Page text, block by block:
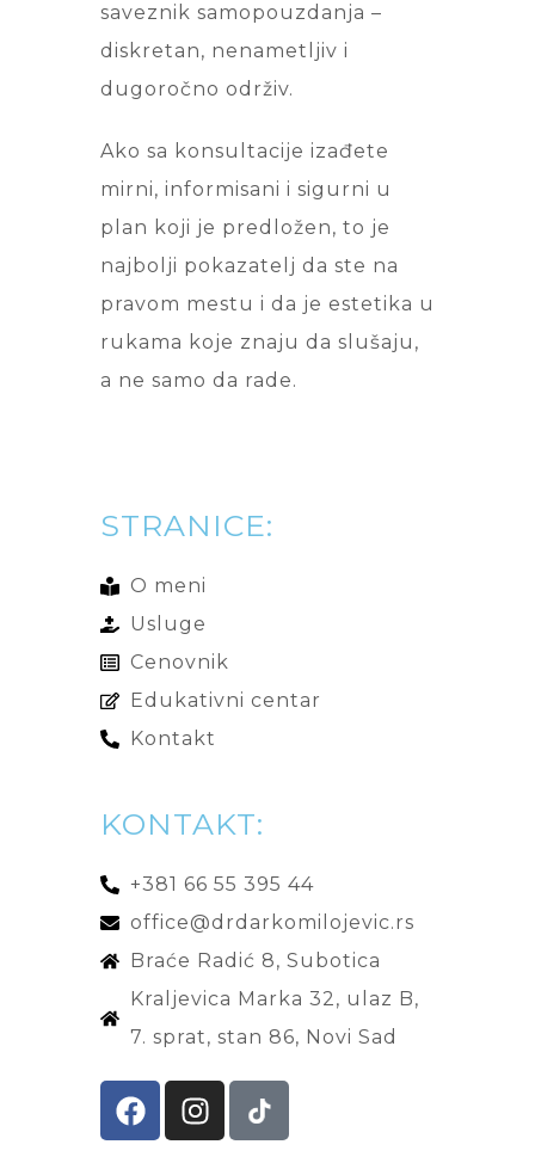
saveznik samopouzdanja –
diskretan, nenametljiv i
dugoročno održiv.
Ako sa konsultacije izađete
mirni, informisani i sigurni u
plan koji je predložen, to je
najbolji pokazatelj da ste na
pravom mestu i da je estetika u
rukama koje znaju da slušaju,
a ne samo da rade.
STRANICE:
O meni
Usluge
Cenovnik
Edukativni centar
Kontakt
KONTAKT:
+381 66 55 395 44
office@drdarkomilojevic.rs
Braće Radić 8, Subotica
Kraljevica Marka 32, ulaz B,
7. sprat, stan 86, Novi Sad